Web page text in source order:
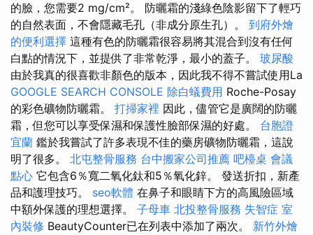
的臉，您需要2 mg/cm²。 防曬霜的淺綠色陰影留下了輕巧
的自然表面，不會隱藏毛孔（非成分原生孔）。 到府外燴
的便利選擇 這種有色的防曬霜很容易將其混合到沒有任何
白點的情況下，並提供了非常乾淨，最小的蓋子。 玻尿酸
由於我真的很喜歡非顏色的版本，因此我不得不嘗試使用La
GOOGLE SEARCH CONSOLE 除白蟻費用 Roche-Posay
的彩色礦物防曬霜。 打掃家裡 因此，儘管它是廣闊的防曬
霜，但您可以享受保濕和保護性臉部保濕的好處。 台胞證
宜蘭 鑑於我嘗試了許多表現不佳的藥房礦物防曬霜，這說
明了很多。 北屯整骨服務 台中搬家公司推薦 吧檯桌 會議
點心 它包含6％寬二氧化鈦和5％氧化鋅。 發送折扣，新產
品和護理技巧。 seo軟體 在鼻子和眼睛下方的高風險區域
中額外保護的理想選擇。 子母車 北投整骨服務 失智症 室
內裝修 BeautyCounter已在列表中添加了兩次。 新竹外燴